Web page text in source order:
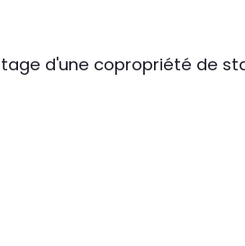
d'une copropriété de